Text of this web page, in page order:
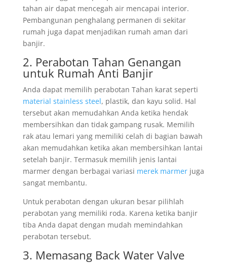
tahan air dapat mencegah air mencapai interior.
Pembangunan penghalang permanen di sekitar
rumah juga dapat menjadikan rumah aman dari
banjir.
2. Perabotan Tahan Genangan
untuk Rumah Anti Banjir
Anda dapat memilih perabotan Tahan karat seperti
material stainless steel, plastik, dan kayu solid. Hal
tersebut akan memudahkan Anda ketika hendak
membersihkan dan tidak gampang rusak. Memilih
rak atau lemari yang memiliki celah di bagian bawah
akan memudahkan ketika akan membersihkan lantai
setelah banjir. Termasuk memilih jenis lantai
marmer dengan berbagai variasi merek marmerjuga
sangat membantu.
Untuk perabotan dengan ukuran besar pilihlah
perabotan yang memiliki roda. Karena ketika banjir
tiba Anda dapat dengan mudah memindahkan
perabotan tersebut.
3. Memasang Back Water Valve